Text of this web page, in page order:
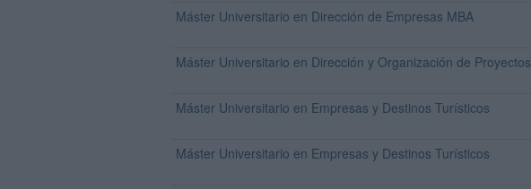
Máster Universitario en Dirección de Empresas MBA
Máster Universitario en Dirección y Organización de Proyectos
Máster Universitario en Empresas y Destinos Turísticos
Máster Universitario en Empresas y Destinos Turísticos